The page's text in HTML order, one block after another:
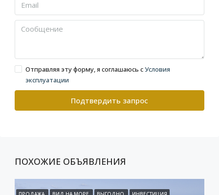
Отправляя эту форму, я соглашаюсь сУсловия
эксплуатации
Подтвердить запрос
ПОХОЖИЕ ОБЪЯВЛЕНИЯ